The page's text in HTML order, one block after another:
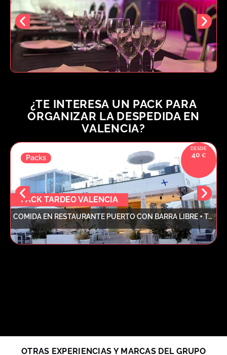
¿TE INTERESA UN PACK PARA
ORGANIZAR LA DESPEDIDA EN
VALENCIA?
Packs 40
PACK TARDEO VALENCIA
COMIDA EN RESTAURANTE PUERTO CON BARRA LIBRE + TARDEO CON DJ + 2 COPAS
OTRAS EXPERIENCIAS Y MARCAS DEL GRUPO